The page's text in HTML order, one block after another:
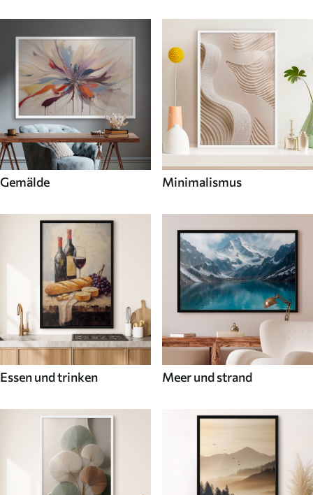
Gemälde Minimalismus
Essen und trinken Meer und strand